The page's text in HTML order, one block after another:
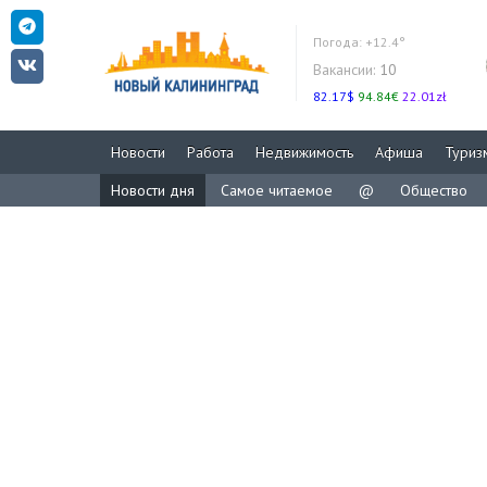
Погода: +12.4°
Вакансии: 10
82.17$ 94.84€ 22.01zł
Новости Работа Недвижимость Афиша
Новости дня
Самое читаемое @ Общество